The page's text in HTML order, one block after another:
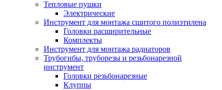
Тепловые пушки
Электрические
Инструмент для монтажа сшитого полиэтилена
Головки расширительные
Комплекты
Инструмент для монтажа радиаторов
Трубогибы, труборезы и резьбонарезной
инструмент
Головки резьбонарезные
Клуппы